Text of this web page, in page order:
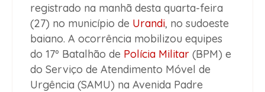
registrado na manhã desta quarta-feira
(27) no município de Urandi, no sudoeste
baiano. A ocorrência mobilizou equipes
do 17º Batalhão de Polícia Militar (BPM) e
do Serviço de Atendimento Móvel de
Urgência (SAMU) na Avenida Padre